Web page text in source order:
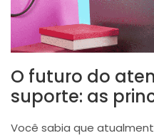
O futuro do
suporte: as
Você sabia que